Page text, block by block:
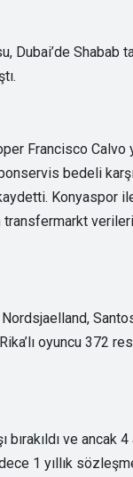
Dubai’de Shabab
Francisco Calvo
bedeli
Konyaspor
transfermarkt
oyuncu 372
bırakıldı ve ancak
1 yıllık